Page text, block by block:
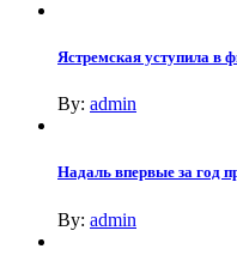
Ястремская уступила в
By: admin
Надаль впервые за год
By: admin